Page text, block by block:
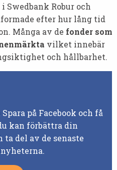
Swedbank Robur och
efter hur lång tid
Många av de fonder som
vilket innebär
och hållbarhet.
på Facebook och få
kan förbättra din
del av de senaste